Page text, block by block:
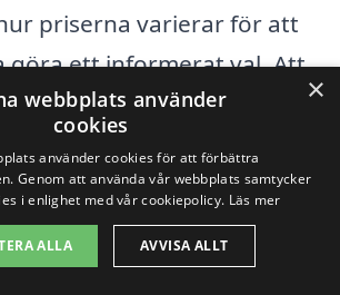
priserna varierar för att
göra ett informerat val. Att
kan inte bara spara
också säkerställa en smidig
vår tjänst kan du få
×
webbplats använder
cookies
använder cookies för att förbättra
Genom att använda vår webbplats samtycker
i enlighet med vår cookiepolicy. Läs mer
ALLA AVVISA ALLT